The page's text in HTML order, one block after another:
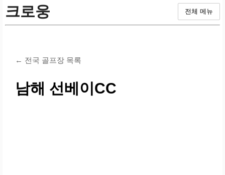
크로웅 전체 메뉴
← 전국 골프장 목록
남해 선베이CC